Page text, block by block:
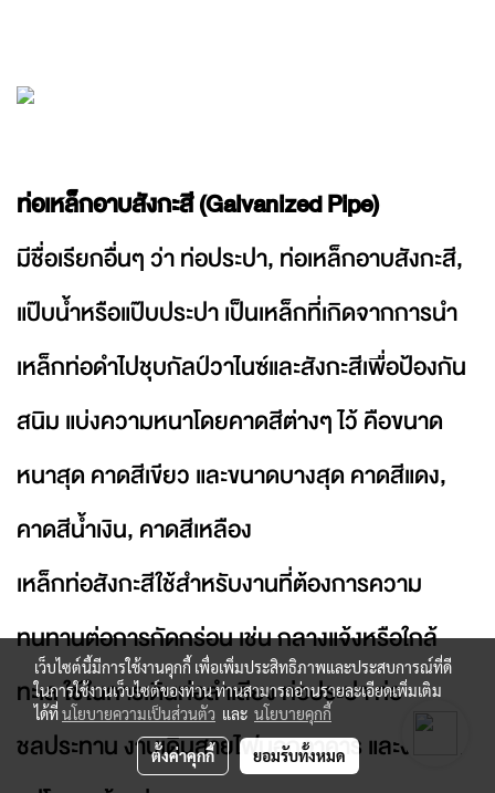
ท่อเหล็กอาบสังกะสี (Galvanized Pipe)
มีชื่อเรียกอื่นๆ ว่า ท่อประปา, ท่อเหล็กอาบสังกะสี,
แป๊บน้ำหรือแป๊บประปา เป็นเหล็กที่เกิดจากการนำ
เหล็กท่อดำไปชุบกัลป์วาไนซ์และสังกะสีเพื่อป้องกัน
สนิม แบ่งความหนาโดยคาดสีต่างๆ ไว้ คือขนาด
หนาสุด คาดสีเขียว และขนาดบางสุด คาดสีแดง,
คาดสีน้ำเงิน, คาดสีเหลือง
เหล็กท่อสังกะสีใช้สำหรับงานที่ต้องการความ
ทนทานต่อการกัดกร่อน เช่น กลางแจ้งหรือใกล้
ทะเล ใช้ในการเดินท่อลำเลียง ท่อประปา ท่อ
ชลประทาน งานเดินสายไฟนอกอาคาร และงานขึ้น
เว็บไซต์นี้มีการใช้งานคุกกี้ เพื่อเพิ่มประสิทธิภาพและประสบการณ์ที่ดี
ในการใช้งานเว็บไซต์ของท่าน ท่านสามารถอ่านรายละเอียดเพิ่มเติม
ได้ที่นโยบายความเป็นส่วนตัว และ นโยบายคุกกี้
ตั้งค่าคุกกี้ ยอมรับทั้งหมด